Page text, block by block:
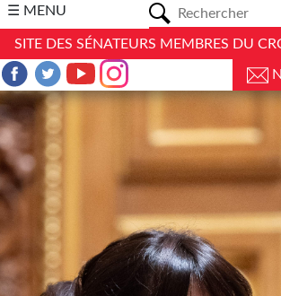
☰ MENU
SITE DES SÉNATEURS MEMBRES DU